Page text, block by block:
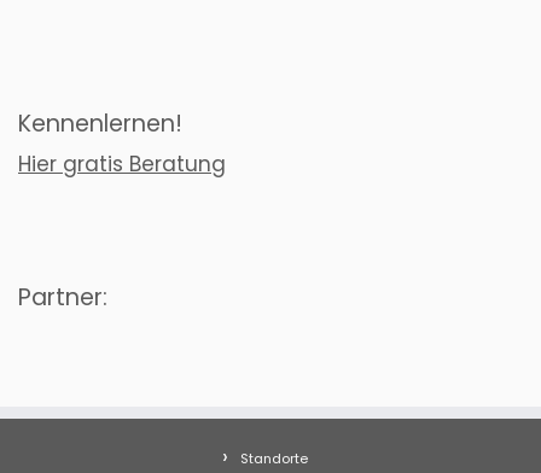
Kennenlernen!
Hier gratis Beratung
Partner:
Standorte